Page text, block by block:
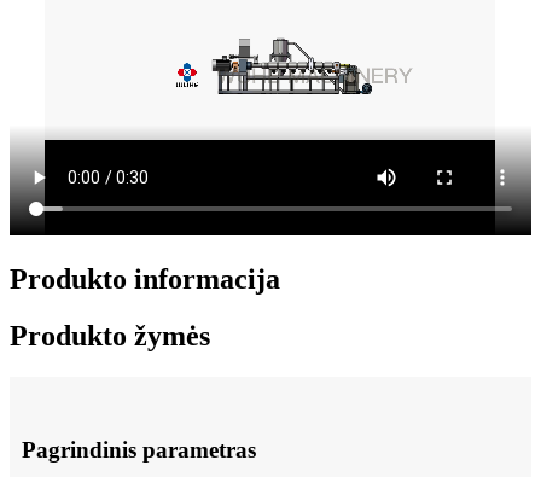
Produkto informacija
Produkto žymės
Pagrindinis parametras